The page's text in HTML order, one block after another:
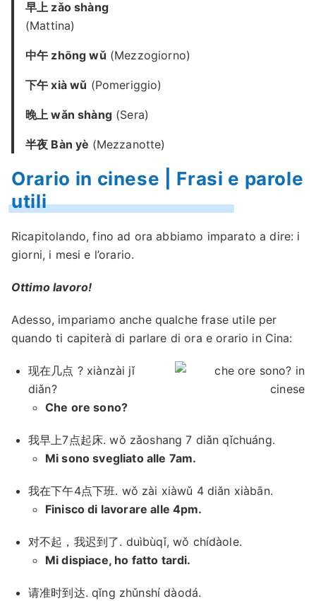
早上 zǎoshàng
(Mattina)
中午 zhōng wǔ (Mezzogiorno)
下午 xià wǔ (Pomeriggio)
晚上 wǎn shàng(Sera)
半夜 Bàn yè (Mezzanotte)
Orario in cinese | Frasi e parole
utili
Ricapitolando, fino ad ora abbiamo imparato a dire: i
giorni, i mesi e l’orario.
Ottimo lavoro!
Adesso, impariamo anche qualche frase utile per
quando ti capiterà di parlare di ora e orario in Cina:
现在几点 ? xiànzài jǐ
diǎn?
Che ore sono?
我早上7点起床. wǒ zǎoshang 7 diǎn qǐchuáng.
Mi sono svegliato alle 7am.
我在下午4点下班. wǒ zài xiàwǔ 4 diǎn xiàbān.
Finisco di lavorare alle 4pm.
对不起，我迟到了. duìbùqǐ, wǒ chídàole.
Mi dispiace, ho fatto tardi.
请准时到达. qǐng zhǔnshí dàodá.